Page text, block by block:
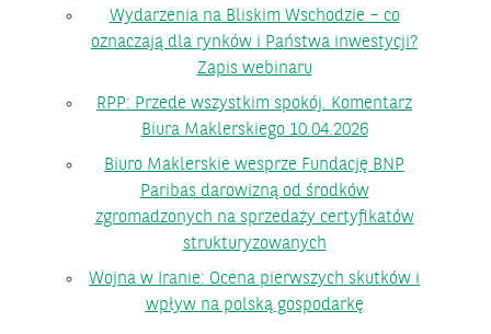
Wydarzenia na Bliskim Wschodzie – co
oznaczają dla rynków i Państwa inwestycji?
Zapis webinaru
RPP: Przede wszystkim spokój. Komentarz
Biura Maklerskiego 10.04.2026
Biuro Maklerskie wesprze Fundację BNP
Paribas darowizną od środków
zgromadzonych na sprzedaży certyfikatów
strukturyzowanych
Wojna w Iranie: Ocena pierwszych skutków i
wpływ na polską gospodarkę